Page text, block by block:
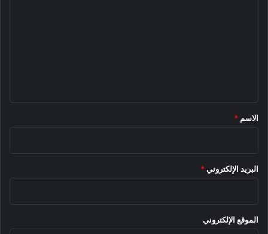
*
الاسم *
البريد الإلكتروني *
الموقع الإلكتروني